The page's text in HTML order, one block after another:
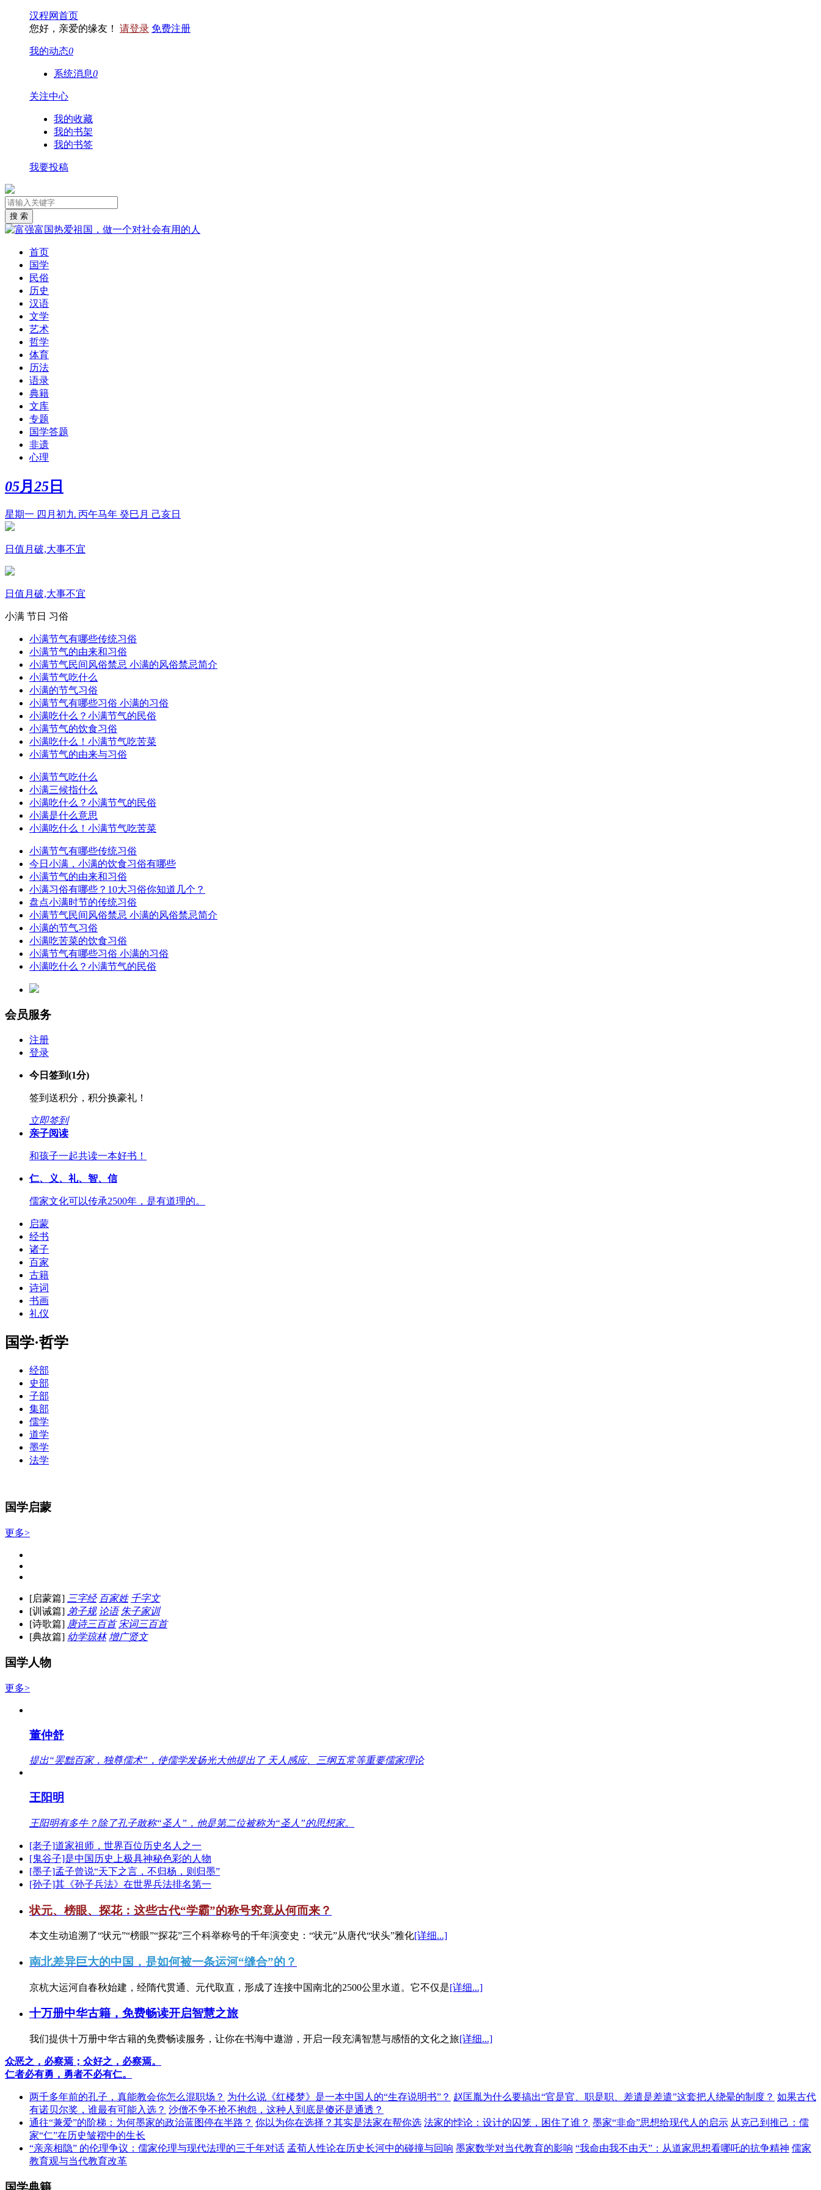
汉程网首页
您好，亲爱的缘友！ 请登录 免费注册
我的动态0
系统消息0
关注中心
我的收藏
我的书架
我的书签
我要投稿
首页
国学
民俗
历史
汉语
文学
艺术
哲学
体育
历法
语录
典籍
文库
专题
国学答题
非遗
心理
05月 25 日
星期一 四月初九 丙午马年 癸巳月 己亥日
日值月破,大事不宜
日值月破,大事不宜
小满 节日 习俗
小满节气有哪些传统习俗
小满节气的由来和习俗
小满节气民间风俗禁忌 小满的风俗禁忌简介
小满节气吃什么
小满的节气习俗
小满节气有哪些习俗 小满的习俗
小满吃什么？小满节气的民俗
小满节气的饮食习俗
小满吃什么！小满节气吃苦菜
小满节气的由来与习俗
小满节气吃什么
小满三候指什么
小满吃什么？小满节气的民俗
小满是什么意思
小满吃什么！小满节气吃苦菜
小满节气有哪些传统习俗
今日小满，小满的饮食习俗有哪些
小满节气的由来和习俗
小满习俗有哪些？10大习俗你知道几个？
盘点小满时节的传统习俗
小满节气民间风俗禁忌 小满的风俗禁忌简介
小满的节气习俗
小满吃苦菜的饮食习俗
小满节气有哪些习俗 小满的习俗
小满吃什么？小满节气的民俗
会员服务
注册
登录
今日签到(1分)
签到送积分，积分换豪礼！
立即签到
亲子阅读
和孩子一起共读一本好书！
仁、义、礼、智、信
儒家文化可以传承2500年，是有道理的。
启蒙
经书
诸子
百家
古籍
诗词
书画
礼仪
国学·哲学
经部
史部
子部
集部
儒学
道学
墨学
法学
国学启蒙
更多>
[启蒙篇] 三字经 百家姓 千字文
[训诫篇] 弟子规 论语 朱子家训
[诗歌篇] 唐诗三百首 宋词三百首
[典故篇] 幼学琼林 增广贤文
国学人物
更多>
董仲舒
提出“罢黜百家，独尊儒术”，使儒学发扬光大他提出了 天人感应、三纲五常等重要儒家理论
王阳明
王阳明有多牛？除了孔子敢称“圣人”，他是第二位被称为“圣人”的思想家。
[老子]道家祖师，世界百位历史名人之一
[鬼谷子]是中国历史上极具神秘色彩的人物
[墨子]孟子曾说“天下之言，不归杨，则归墨”
[孙子]其《孙子兵法》在世界兵法排名第一
状元、榜眼、探花：这些古代“学霸”的称号究竟从何而来？
本文生动追溯了“状元”“榜眼”“探花”三个科举称号的千年演变史：“状元”从唐代“状头”雅化[详细...]
南北差异巨大的中国，是如何被一条运河“缝合”的？
京杭大运河自春秋始建，经隋代贯通、元代取直，形成了连接中国南北的2500公里水道。它不仅是[详细...]
十万册中华古籍，免费畅读开启智慧之旅
我们提供十万册中华古籍的免费畅读服务，让你在书海中遨游，开启一段充满智慧与感悟的文化之旅[详细...]
众恶之，必察焉；众好之，必察焉。
仁者必有勇，勇者不必有仁。
两千多年前的孔子，真能教会你怎么混职场？ 为什么说《红楼梦》是一本中国人的“生存说明书”？ 赵匡胤为什么要搞出“官是官、职是职、差遣是差遣”这套把人绕晕的制度？ 如果古代
有诺贝尔奖，谁最有可能入选？ 沙僧不争不抢不抱怨，这种人到底是傻还是通透？
通往“兼爱”的阶梯：为何墨家的政治蓝图停在半路？ 你以为你在选择？其实是法家在帮你选 法家的悖论：设计的囚笼，困住了谁？ 墨家“非命”思想给现代人的启示 从克己到推己：儒
家“仁”在历史皱褶中的生长
“亲亲相隐” 的伦理争议：儒家伦理与现代法理的三千年对话 孟荀人性论在历史长河中的碰撞与回响 墨家数学对当代教育的影响 “我命由我不由天”：从道家思想看哪吒的抗争精神 儒家
教育观与当代教育改革
国学典籍